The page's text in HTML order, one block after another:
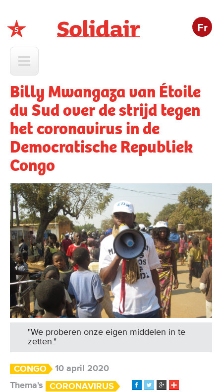
Fr
Billy Mwangaza van Étoile
du Sud over de strijd tegen
het coronavirus in de
Democratische Republiek
Congo
"We proberen onze eigen middelen in te
zetten."
CONGO
10 april 2020
Thema's
CORONAVIRUS